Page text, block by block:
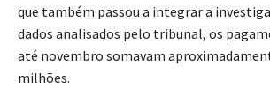
que também passou a integrar a
dados analisados pelo tribunal, os
até novembro somavam
milhões.